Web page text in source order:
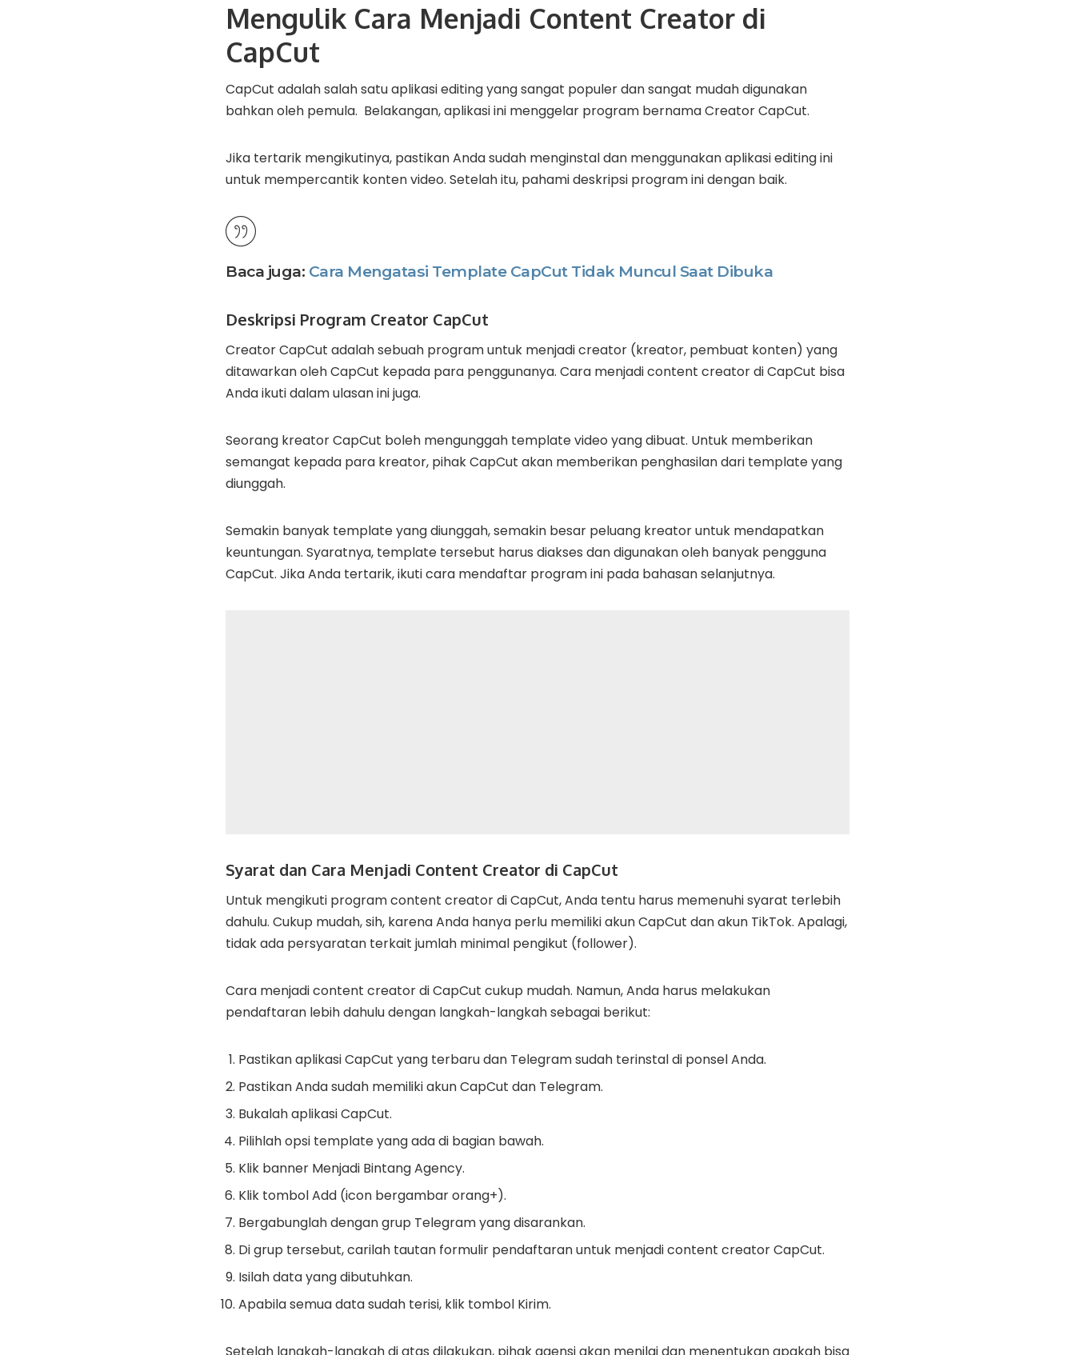
Mengulik Cara Menjadi Content Creator di
CapCut
CapCut adalah salah satu aplikasi editing yang sangat populer dan sangat mudah digunakan
bahkan oleh pemula. Belakangan, aplikasi ini menggelar program bernama Creator CapCut.
Jika tertarik mengikutinya, pastikan Anda sudah menginstal dan menggunakan aplikasi editing ini
untuk mempercantik konten video. Setelah itu, pahami deskripsi program ini dengan baik.
Baca juga: Cara Mengatasi Template CapCut Tidak Muncul Saat Dibuka
Deskripsi Program Creator CapCut
Creator CapCut adalah sebuah program untuk menjadi creator (kreator, pembuat konten) yang
ditawarkan oleh CapCut kepada para penggunanya. Cara menjadi content creator di CapCut bisa
Anda ikuti dalam ulasan ini juga.
Seorang kreator CapCut boleh mengunggah template video yang dibuat. Untuk memberikan
semangat kepada para kreator, pihak CapCut akan memberikan penghasilan dari template yang
diunggah.
Semakin banyak template yang diunggah, semakin besar peluang kreator untuk mendapatkan
keuntungan. Syaratnya, template tersebut harus diakses dan digunakan oleh banyak pengguna
CapCut. Jika Anda tertarik, ikuti cara mendaftar program ini pada bahasan selanjutnya.
Syarat dan Cara Menjadi Content Creator di CapCut
Untuk mengikuti program content creator di CapCut, Anda tentu harus memenuhi syarat terlebih
dahulu. Cukup mudah, sih, karena Anda hanya perlu memiliki akun CapCut dan akun TikTok. Apalagi,
tidak ada persyaratan terkait jumlah minimal pengikut (follower).
Cara menjadi content creator di CapCut cukup mudah. Namun, Anda harus melakukan
pendaftaran lebih dahulu dengan langkah-langkah sebagai berikut:
Pastikan aplikasi CapCut yang terbaru dan Telegram sudah terinstal di ponsel Anda.
Pastikan Anda sudah memiliki akun CapCut dan Telegram.
Bukalah aplikasi CapCut.
Pilihlah opsi template yang ada di bagian bawah.
Klik banner Menjadi Bintang Agency.
Klik tombol Add (icon bergambar orang+).
Bergabunglah dengan grup Telegram yang disarankan.
Di grup tersebut, carilah tautan formulir pendaftaran untuk menjadi content creator CapCut.
Isilah data yang dibutuhkan.
Apabila semua data sudah terisi, klik tombol Kirim.